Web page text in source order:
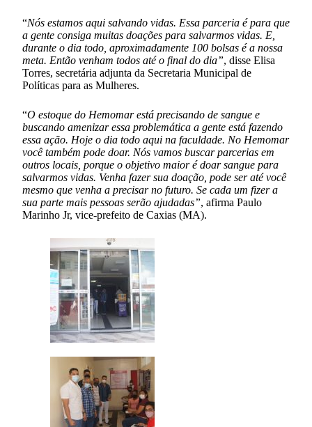
“Nós estamos aqui salvando vidas. Essa parceria é para que
a gente consiga muitas doações para salvarmos vidas. E,
durante o dia todo, aproximadamente 100 bolsas é a nossa
meta. Então venham todos até o final do dia”, disse Elisa
Torres, secretária adjunta da Secretaria Municipal de
Políticas para as Mulheres.
“O estoque do Hemomar está precisando de sangue e
buscando amenizar essa problemática a gente está fazendo
essa ação. Hoje o dia todo aqui na faculdade. No Hemomar
você também pode doar. Nós vamos buscar parcerias em
outros locais, porque o objetivo maior é doar sangue para
salvarmos vidas. Venha fazer sua doação, pode ser até você
mesmo que venha a precisar no futuro. Se cada um fizer a
sua parte mais pessoas serão ajudadas”, afirma Paulo
Marinho Jr, vice-prefeito de Caxias (MA).